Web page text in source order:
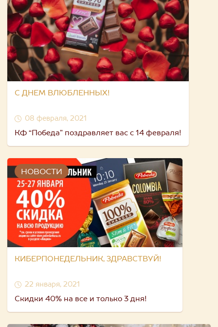
С ДНЕМ ВЛЮБЛЕННЫХ!
08 февраля, 2021
КФ “Победа” поздравляет вас с 14 февраля!
НОВОСТИ
КИБЕРПОНЕДЕЛЬНИК, ЗДРАВСТВУЙ!
22 января, 2021
Скидки 40% на все и только 3 дня!